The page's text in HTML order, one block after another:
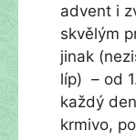
advent i
skvělým
jinak
líp) – od
každý
krmivo,